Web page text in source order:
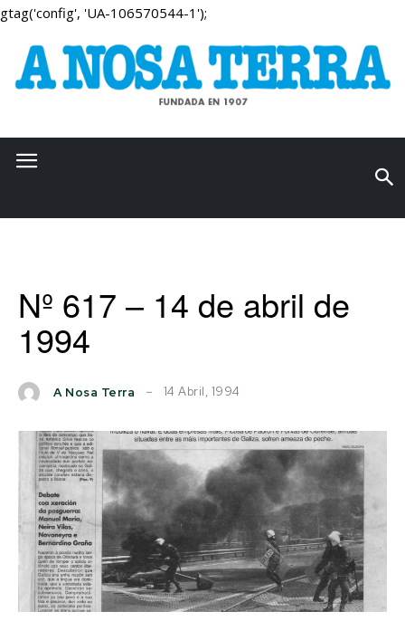
gtag('config', 'UA-106570544-1');
Nº 617 – 14 de abril de
1994
A Nosa Terra 14 Abril, 1994